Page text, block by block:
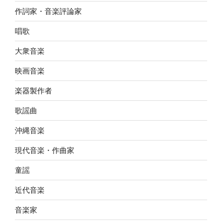
作詞家・音楽評論家
唱歌
大衆音楽
映画音楽
楽器製作者
歌謡曲
沖縄音楽
現代音楽・作曲家
童謡
近代音楽
音楽家